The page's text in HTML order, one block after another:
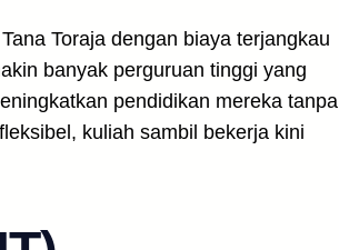
Toraja dengan biaya terjangkau
banyak perguruan tinggi yang
pendidikan mereka tanpa
kuliah sambil bekerja kini